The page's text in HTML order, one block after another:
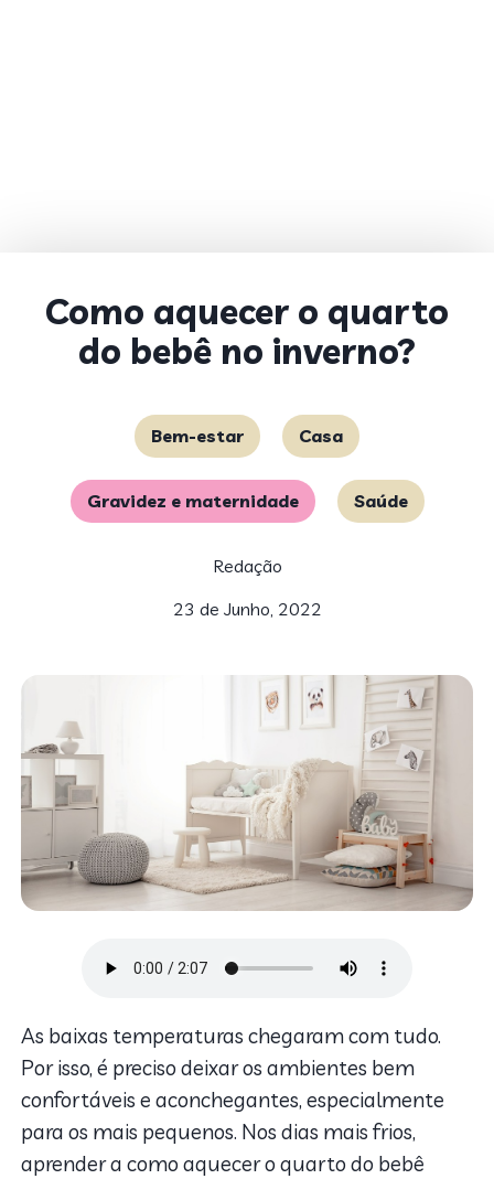
Como aquecer o quarto
do bebê no inverno?
Bem-estar Casa
Gravidez e maternidade Saúde
Redação
23 de Junho, 2022
As baixas temperaturas chegaram com tudo.
Por isso, é preciso deixar os ambientes bem
confortáveis e aconchegantes, especialmente
para os mais pequenos. Nos dias mais frios,
aprender a como aquecer o quarto do bebê